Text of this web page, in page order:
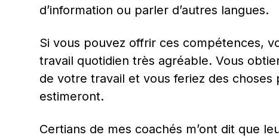
d’information ou parler d’autres langues.
Si vous pouvez offrir ces compétences,
travail quotidien très agréable. Vous
de votre travail et vous feriez des choses
estimeront.
Certians de mes coachés m’ont dit que